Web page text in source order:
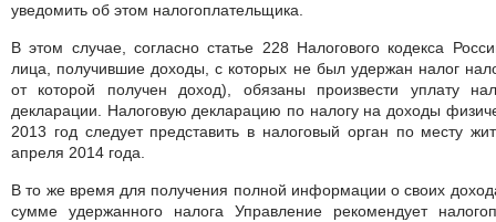
уведомить об этом налогоплательщика.
В этом случае, согласно статье 228 Налогового кодекса
лица, получившие доходы, с которых не был удержан налог
от которой получен доход), обязаны произвести уплату
декларации. Налоговую декларацию по налогу на доходы
2013 год следует представить в налоговый орган по месту
апреля 2014 года.
В то же время для получения полной информации о своих
сумме удержанного налога Управление рекомендует